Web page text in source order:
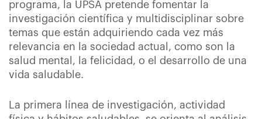
programa, la UPSA pretende fomentar la
investigación científica y multidisciplinar sobre
temas que están adquiriendo cada vez más
relevancia en la sociedad actual, como son la
salud mental, la felicidad, o el desarrollo de una
vida saludable.
La primera línea de investigación, actividad